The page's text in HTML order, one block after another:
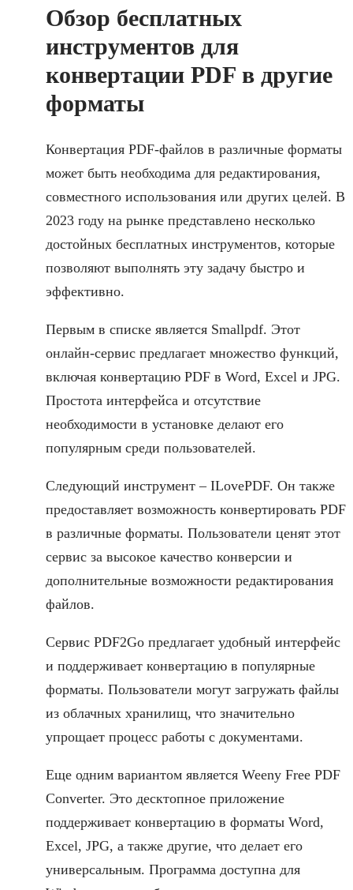
Обзор бесплатных
инструментов для
конвертации PDF в другие
форматы
Конвертация PDF-файлов в различные форматы
может быть необходима для редактирования,
совместного использования или других целей. В
2023 году на рынке представлено несколько
достойных бесплатных инструментов, которые
позволяют выполнять эту задачу быстро и
эффективно.
Первым в списке является Smallpdf. Этот
онлайн-сервис предлагает множество функций,
включая конвертацию PDF в Word, Excel и JPG.
Простота интерфейса и отсутствие
необходимости в установке делают его
популярным среди пользователей.
Следующий инструмент – ILovePDF. Он также
предоставляет возможность конвертировать PDF
в различные форматы. Пользователи ценят этот
сервис за высокое качество конверсии и
дополнительные возможности редактирования
файлов.
Сервис PDF2Go предлагает удобный интерфейс
и поддерживает конвертацию в популярные
форматы. Пользователи могут загружать файлы
из облачных хранилищ, что значительно
упрощает процесс работы с документами.
Еще одним вариантом является Weeny Free PDF
Converter. Это десктопное приложение
поддерживает конвертацию в форматы Word,
Excel, JPG, а также другие, что делает его
универсальным. Программа доступна для